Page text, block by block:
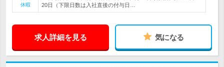
休暇
20日（下限日数は入社直後の付与日…
求人詳細を見る 気になる